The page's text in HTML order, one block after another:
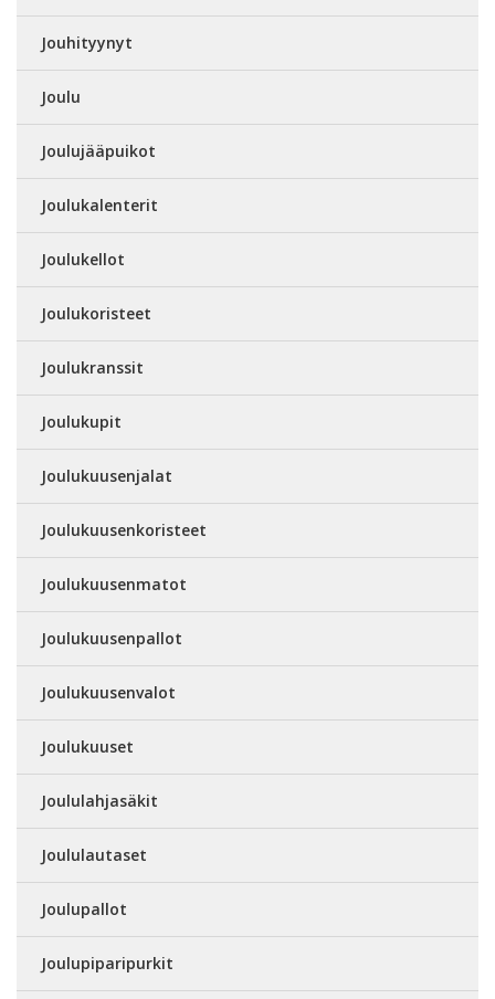
Jouhityynyt
Joulu
Joulujääpuikot
Joulukalenterit
Joulukellot
Joulukoristeet
Joulukranssit
Joulukupit
Joulukuusenjalat
Joulukuusenkoristeet
Joulukuusenmatot
Joulukuusenpallot
Joulukuusenvalot
Joulukuuset
Joululahjasäkit
Joululautaset
Joulupallot
Joulupiparipurkit